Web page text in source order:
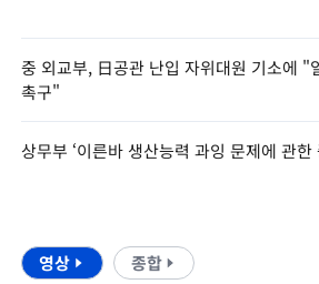
중 외교부, 日공관 난입 자위대원 기소에 "
촉구"
상무부 ‘이른바 생산능력 과잉 문제에 관한
영상 종합